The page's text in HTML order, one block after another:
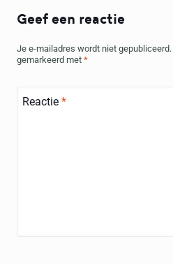
Geef een reactie
Je e-mailadres wordt niet gepubliceerd.
gemarkeerd met *
Reactie *